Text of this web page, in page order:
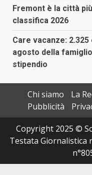
Fremont è la città
classifica 2026
Care vacanze:
agosto della
stipendio
Chi siamo
La
Pubblicità
Copyright 2025 ©
Testata Giornalistica